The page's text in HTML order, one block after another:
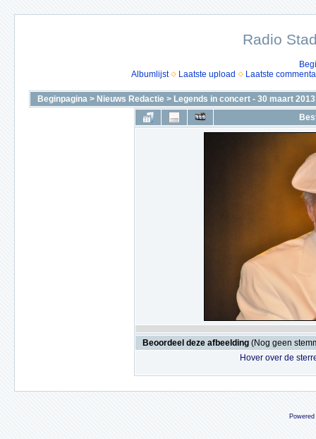
Radio
Albumlijst
Laatste upload Laatste
Beginpagina > Nieuws Redactie > Legends in concert - 30 maart 2013
Beoordeel deze afbeelding (Nog geen
Hover over de